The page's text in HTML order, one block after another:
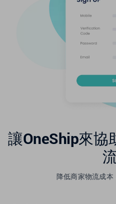
讓OneShip來協
降低商家物流成本